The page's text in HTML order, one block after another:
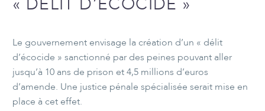
Le gouvernement envisage la création d’un « délit
d’écocide » sanctionné par des peines pouvant aller
jusqu’à 10 ans de prison et 4,5 millions d’euros
d’amende. Une justice pénale spécialisée serait mise en
place à cet effet.